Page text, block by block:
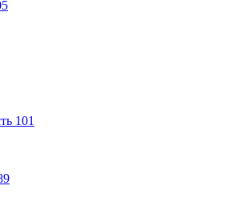
101